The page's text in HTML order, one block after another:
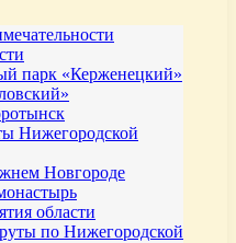
парк «Керженецкий»
Нижегородской
Новгороде
области
по Нижегородской